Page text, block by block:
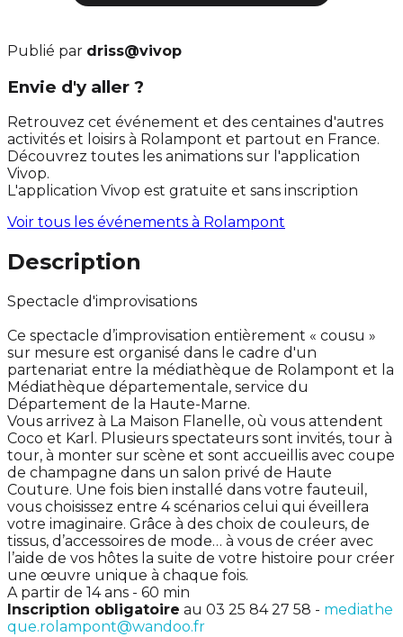
Publié par driss@vivop
Envie d'y aller ?
Retrouvez cet événement et des centaines d'autres
activités et loisirs à Rolampont et partout en France.
Découvrez toutes les animations sur l'application
Vivop.
L'application Vivop est gratuite et sans inscription
Voir tous les événements à Rolampont
Description
Spectacle d'improvisations
Ce spectacle d’improvisation entièrement « cousu »
sur mesure est organisé dans le cadre d'un
partenariat entre la médiathèque de Rolampont et la
Médiathèque départementale, service du
Département de la Haute-Marne.
Vous arrivez à La Maison Flanelle, où vous attendent
Coco et Karl. Plusieurs spectateurs sont invités, tour à
tour, à monter sur scène et sont accueillis avec coupe
de champagne dans un salon privé de Haute
Couture. Une fois bien installé dans votre fauteuil,
vous choisissez entre 4 scénarios celui qui éveillera
votre imaginaire. Grâce à des choix de couleurs, de
tissus, d’accessoires de mode… à vous de créer avec
l’aide de vos hôtes la suite de votre histoire pour créer
une œuvre unique à chaque fois.
A partir de 14 ans - 60 min
Inscription obligatoire au 03 25 84 27 58 - mediathe
que.rolampont@wandoo.fr